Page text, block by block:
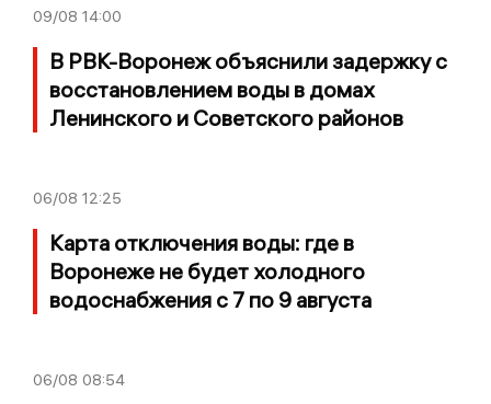
09/08 14:00
В РВК-Воронеж объяснили задержку с
восстановлением воды в домах
Ленинского и Советского районов
06/08 12:25
Карта отключения воды: где в
Воронеже не будет холодного
водоснабжения с 7 по 9 августа
06/08 08:54